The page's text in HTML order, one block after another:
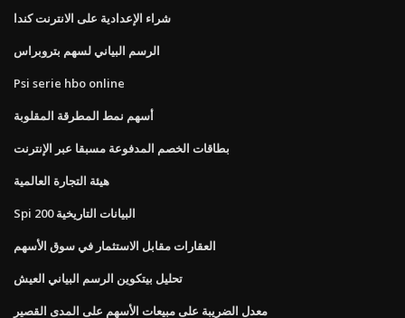
شراء الإعدادية على الانترنت كندا
الرسم البياني لسهم بتروبراس
Psi serie hbo online
أسهم نمط المطرقة المقلوبة
بطاقات الخصم المدفوعة مسبقا عبر الإنترنت
هيئة التجارة العالمية
Spi 200 البيانات التاريخية
العقارات مقابل الاستثمار في سوق الأسهم
تحليل بيتكوين الرسم البياني العيش
معدل الضريبة على مبيعات الأسهم على المدى القصير